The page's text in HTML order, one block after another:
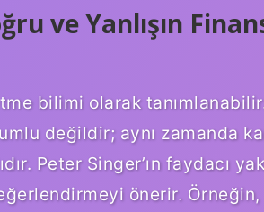
ve Yanlışın
bilimi olarak
değildir; aynı zamanda
Peter Singer’ın faydacı
önerir.